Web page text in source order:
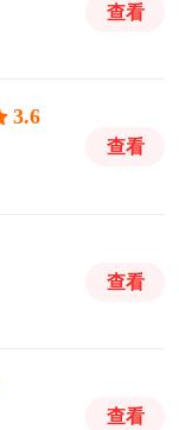
查看
3.6
查看
查看
查看